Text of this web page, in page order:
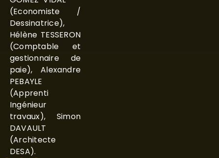
(Economiste /
Dessinatrice),
Hélène TESSERON
(Comptable et
gestionnaire de
paie), Alexandre
PEBAYLE
(Apprenti
Ingénieur
travaux), Simon
DAVAULT
(Architecte
DESA).